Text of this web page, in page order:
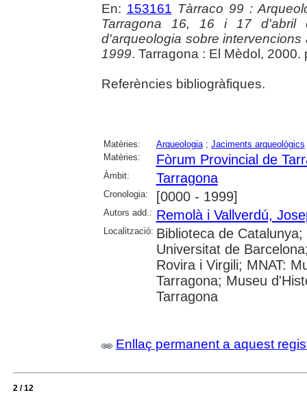
En: 153161 Tàrraco 99 :
Tarragona 16, 16 i 17
d'arqueologia sobre
1999. Tarragona : El Mèdol, 2000.
Referències bibliogràfiques.
Matèries: Arqueologia; Jaciments arqueològics
Matèries:
Fòrum Provincial de
Àmbit: Tarragona
Cronologia: [0000 - 1999]
Autors add.: Remolà i Vallverdú,
Localització: Biblioteca de
Universitat de
Rovira i Virgili; MNAT:
Tarragona; Museu
Tarragona
Enllaç permanent a aquest
2 / 12